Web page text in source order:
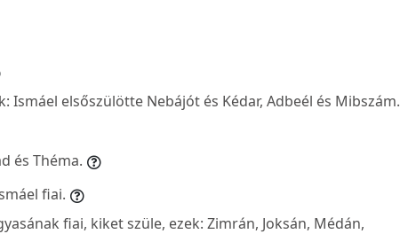
Ismáel elsőszülötte Nebájót és Kédar, Adbeél és Mibszám.
és Théma.
fiai.
fiai, kiket szüle, ezek: Zimrán, Joksán, Médán,